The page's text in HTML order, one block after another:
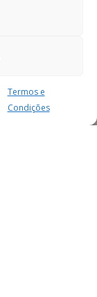
Termos e
Condições